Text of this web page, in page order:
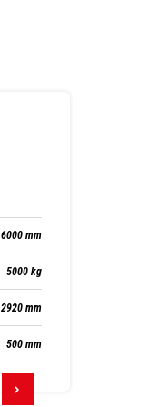
6000 mm
5000 kg
2920 mm
500 mm